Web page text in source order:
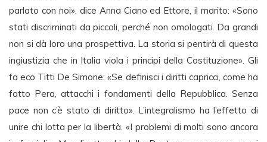
parlato con noi», dice Anna Ciano ed Ettore, il marito: «Sono
stati discriminati da piccoli, perché non omologati. Da grandi
non si dà loro una prospettiva. La storia si pentirà di questa
ingiustizia che in Italia viola i principi della Costituzione». Gli
fa eco Titti De Simone: «Se definisci i diritti capricci, come ha
fatto Pera, attacchi i fondamenti della Repubblica. Senza
pace non c’è stato di diritto». L’integralismo ha l’effetto di
unire chi lotta per la libertà. «I problemi di molti sono ancora